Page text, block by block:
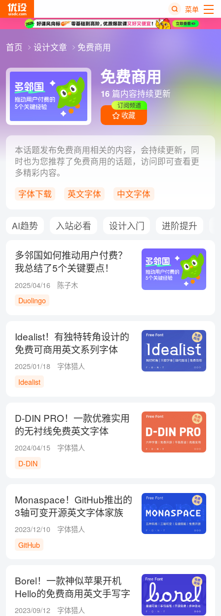
菜单
首页 设计文章 免费商用
免费商用
16 篇内容持续更新
收藏
订阅频道
本话题发布免费商用相关的内容，会持续更新，同
时也为您推荐了免费商用的话题，访问即可查看更
多精彩内容。
字体下载
英文字体
中文字体
AI趋势 入站必看 设计入门 进阶提升
多邻国如何推动用户付费？
我总结了5个关键要点！
2025/04/16
陈子木
Duolingo
Idealist！有独特转角设计的
免费可商用英文系列字体
2025/01/18
字体猎人
Idealist
D-DIN PRO！一款优雅实用
的无衬线免费英文字体
2024/04/15
字体猎人
D-DIN
Monaspace！GitHub推出的
3轴可变开源英文字体家族
2023/12/10
字体猎人
GitHub
Borel！一款神似苹果开机
Hello的免费商用英文手写字
体
2023/09/12
字体猎人